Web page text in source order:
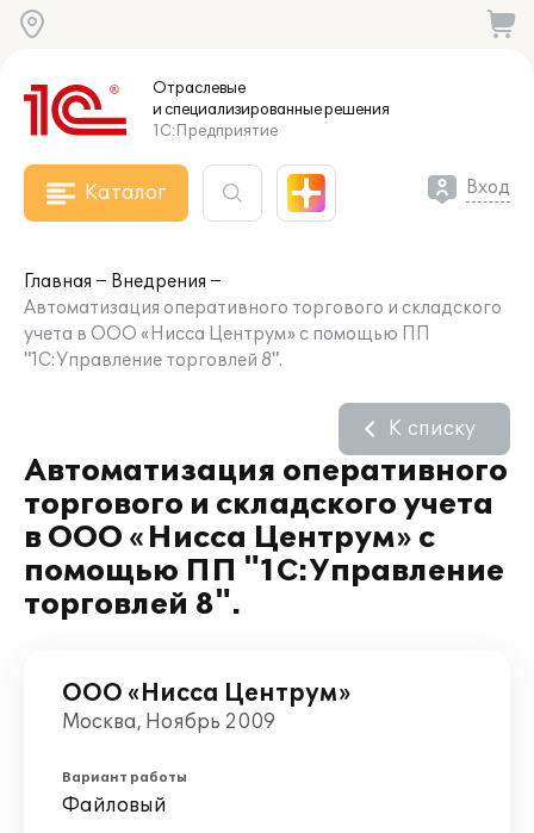
Отраслевые
и специализированныерешения
1С:Предприятие
Каталог Вход
Главная
Внедрения
Автоматизация оперативного торгового и складского
учета в ООО «Нисса Центрум» с помощью ПП
"1С:Управление торговлей 8".
Автоматизация оперативного
торгового и складского учета
в ООО «Нисса Центрум» с
помощью ПП "1С:Управление
торговлей 8".
К списку
ООО «Нисса Центрум»
Москва, Ноябрь 2009
Вариант работы
Файловый